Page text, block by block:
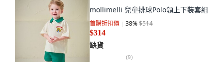
mollimelli 兒童排球Polo領上下裝套組
首購折扣價 38%$514
$314
缺貨
(9)